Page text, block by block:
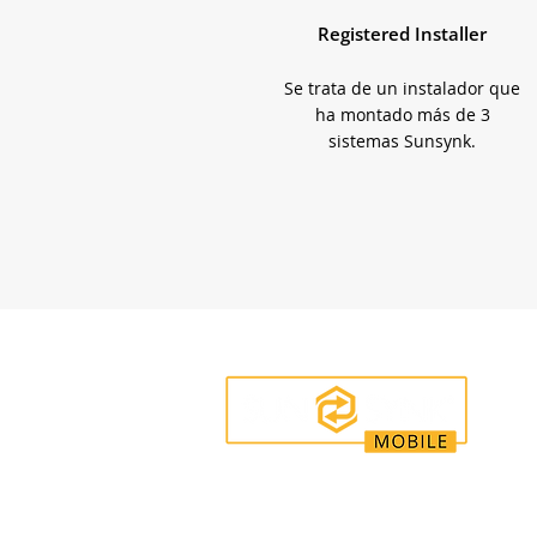
Registered Installer
Se trata de un instalador que
ha montado más de 3
sistemas Sunsynk.